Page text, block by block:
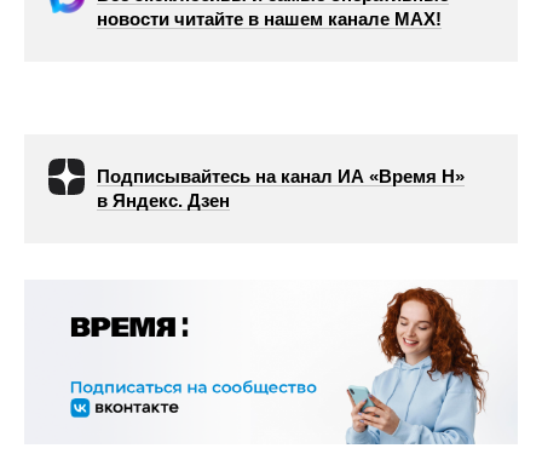
новости читайте в нашем канале МАХ!
Подписывайтесь на канал ИА «Время Н»
в Яндекс. Дзен